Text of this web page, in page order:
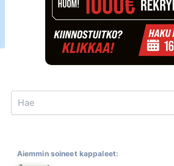
Search
Aiemmin soineet kappaleet: